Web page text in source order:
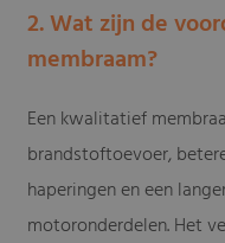
2. Wat zijn de
membraam?
Een kwalitatief
brandstoftoevoer,
haperingen en een
motoronderdelen. Het